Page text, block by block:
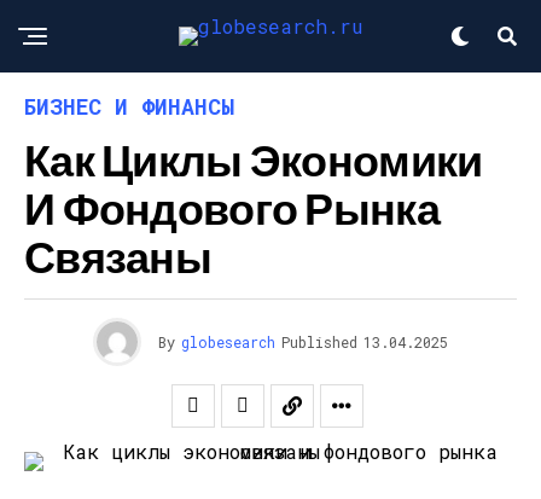
БИЗНЕС И ФИНАНСЫ
Как Циклы Экономики
И Фондового Рынка
Связаны
By globesearch Published 13.04.2025